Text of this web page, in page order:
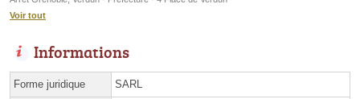
Voir tout
Informations
Forme juridique SARL